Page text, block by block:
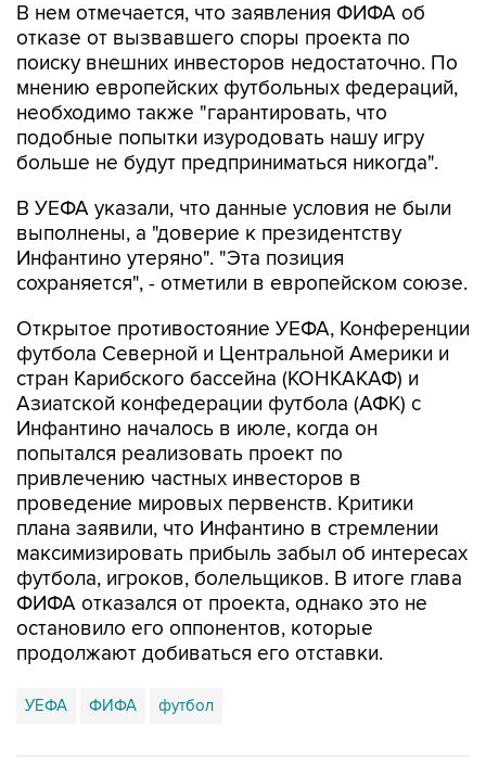
В нем отмечается, что заявления ФИФА об
отказе от вызвавшего споры проекта по
поиску внешних инвесторов недостаточно. По
мнению европейских футбольных федераций,
необходимо также "гарантировать, что
подобные попытки изуродовать нашу игру
больше не будут предприниматься никогда".
В УЕФА указали, что данные условия не были
выполнены, а "доверие к президентству
Инфантино утеряно". "Эта позиция
сохраняется", - отметили в европейском союзе.
Открытое противостояние УЕФА, Конференции
футбола Северной и Центральной Америки и
стран Карибского бассейна (КОНКАКАФ) и
Азиатской конфедерации футбола (АФК) с
Инфантино началось в июле, когда он
попытался реализовать проект по
привлечению частных инвесторов в
проведение мировых первенств. Критики
плана заявили, что Инфантино в стремлении
максимизировать прибыль забыл об интересах
футбола, игроков, болельщиков. В итоге глава
ФИФА отказался от проекта, однако это не
остановило его оппонентов, которые
продолжают добиваться его отставки.
УЕФА ФИФА футбол